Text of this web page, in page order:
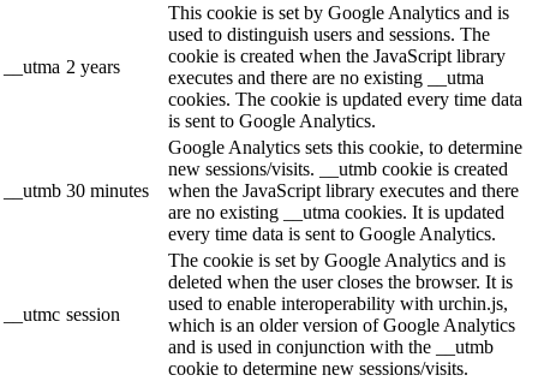
__utma 2 years
This cookie is set by Google Analytics and is
used to distinguish users and sessions. The
cookie is created when the JavaScript library
executes and there are no existing __utma
cookies. The cookie is updated every time data
is sent to Google Analytics.
__utmb 30 minutes
Google Analytics sets this cookie, to determine
new sessions/visits. __utmb cookie is created
when the JavaScript library executes and there
are no existing __utma cookies. It is updated
every time data is sent to Google Analytics.
__utmc session
The cookie is set by Google Analytics and is
deleted when the user closes the browser. It is
used to enable interoperability with urchin.js,
which is an older version of Google Analytics
and is used in conjunction with the __utmb
cookie to determine new sessions/visits.